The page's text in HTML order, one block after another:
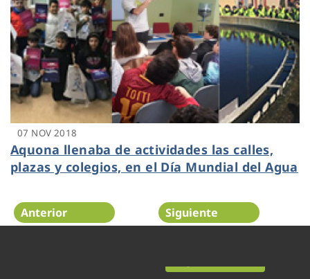
07 NOV 2018
Aquona llenaba de actividades las calles,
plazas y colegios, en el Día Mundial del Agua
Anterior Siguiente